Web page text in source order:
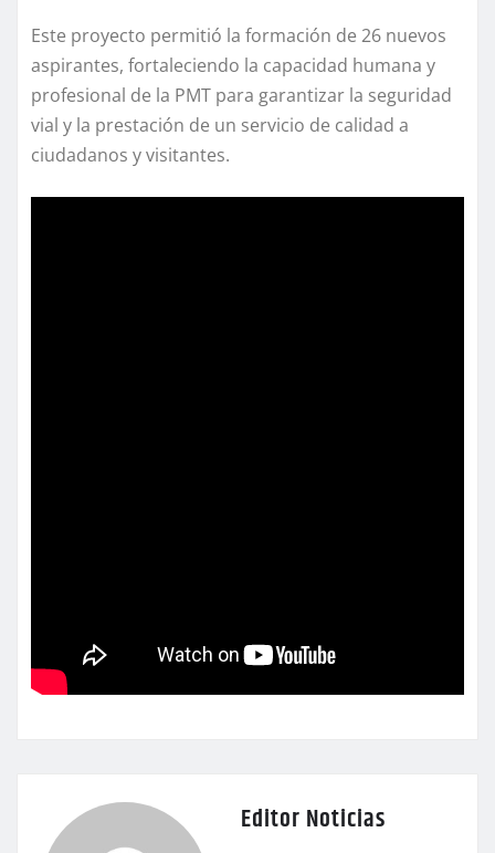
Este proyecto permitió la formación de 26 nuevos
aspirantes, fortaleciendo la capacidad humana y
profesional de la PMT para garantizar la seguridad
vial y la prestación de un servicio de calidad a
ciudadanos y visitantes.
Editor Noticias